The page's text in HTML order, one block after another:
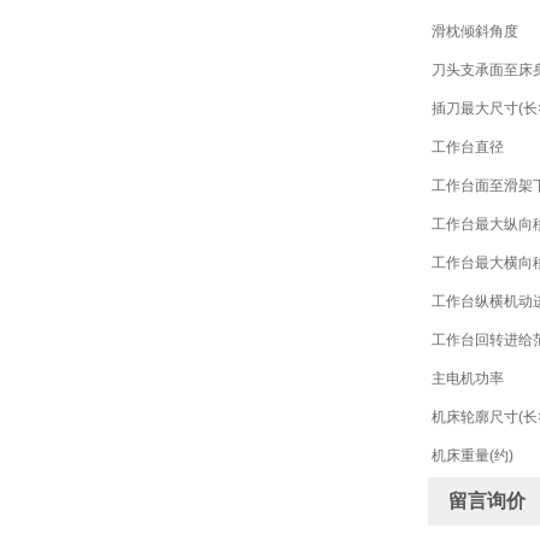
滑枕倾斜角度
刀头支承面至床
插刀最大尺寸(
工作台直径
工作台面至滑架
工作台最大纵向
工作台最大横向
工作台纵横机动
工作台回转进给
主电机功率
机床轮廓尺寸(
机床重量(约)
留言询价